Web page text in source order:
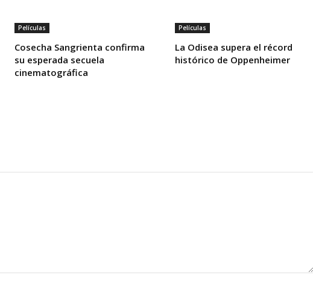
Películas
Cosecha Sangrienta confirma
su esperada secuela
cinematográfica
Películas
La Odisea supera el récord
histórico de Oppenheimer